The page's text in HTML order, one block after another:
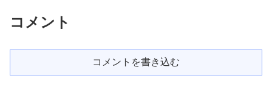
コメント
コメントを書き込む